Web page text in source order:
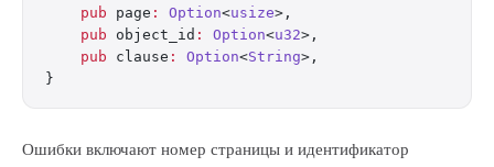
    pub
page : Option<usize>,
    pub
object_id : Option<u32>,
    pub
clause : Option<String>,
}
Ошибки включают номер страницы и идентификатор